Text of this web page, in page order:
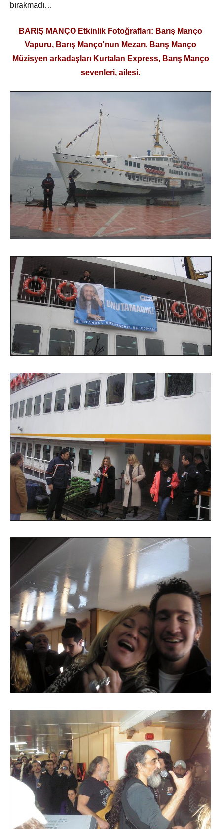
bırakmadı…
BARIŞ MANÇO Etkinlik Fotoğrafları: Barış Manço
Vapuru, Barış Manço'nun Mezarı, Barış Manço
Müzisyen arkadaşları Kurtalan Express, Barış Manço
sevenleri, ailesi.